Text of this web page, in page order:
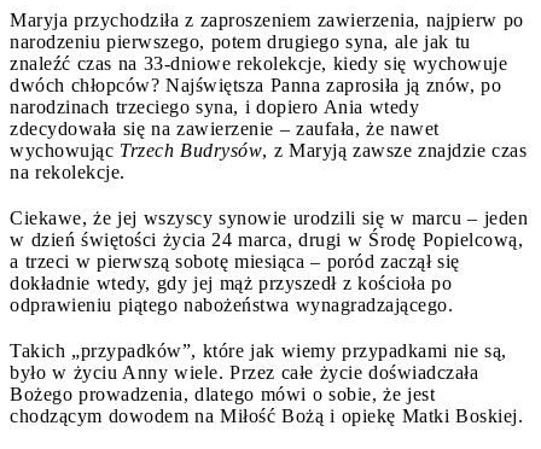
Maryja przychodziła z zaproszeniem zawierzenia, najpierw po
narodzeniu pierwszego, potem drugiego syna, ale jak tu
znaleźć czas na 33-dniowe rekolekcje, kiedy się wychowuje
dwóch chłopców? Najświętsza Panna zaprosiła ją znów, po
narodzinach trzeciego syna, i dopiero Ania wtedy
zdecydowała się na zawierzenie – zaufała, że nawet
wychowując Trzech Budrysów, z Maryją zawsze znajdzie czas
na rekolekcje.
Ciekawe, że jej wszyscy synowie urodzili się w marcu – jeden
w dzień świętości życia 24 marca, drugi w Środę Popielcową,
a trzeci w pierwszą sobotę miesiąca – poród zaczął się
dokładnie wtedy, gdy jej mąż przyszedł z kościoła po
odprawieniu piątego nabożeństwa wynagradzającego.
Takich „przypadków”, które jak wiemy przypadkami nie są,
było w życiu Anny wiele. Przez całe życie doświadczała
Bożego prowadzenia, dlatego mówi o sobie, że jest
chodzącym dowodem na Miłość Bożą i opiekę Matki Boskiej.